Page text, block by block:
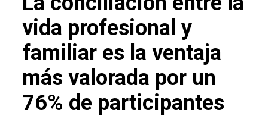
vida profesional y
familiar es la ventaja
más valorada por un
76% de participantes